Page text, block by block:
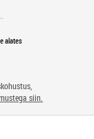
alates
siin.